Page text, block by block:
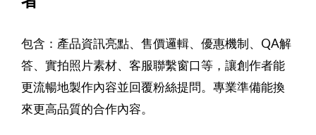
包含：產品資訊亮點、售價邏輯、優惠機制、QA解
答、實拍照片素材、客服聯繫窗口等，讓創作者能
更流暢地製作內容並回覆粉絲提問。專業準備能換
來更高品質的合作內容。